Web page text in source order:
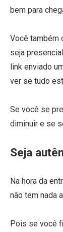
bem para
Você também
seja
link enviado
ver se tudo
Se você se
diminuir e se
Seja
Na hora da
não tem nada
Pois se você